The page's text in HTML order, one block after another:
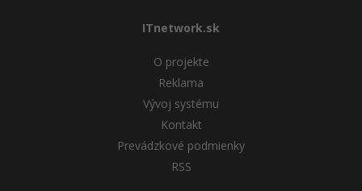
ITnetwork.sk
O projekte
Reklama
Vývoj systému
Kontakt
Prevádzkové podmienky
RSS